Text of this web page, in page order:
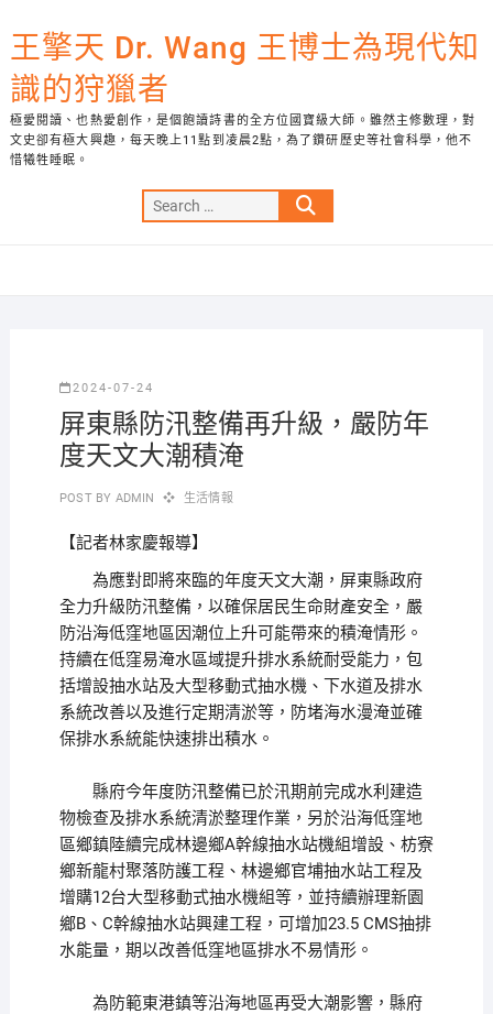
to
content
王擎天 Dr. Wang 王博士為現代知
識的狩獵者
極愛閱讀、也熱愛創作，是個飽讀詩書的全方位國寶級大師。雖然主修數理，對
文史卻有極大興趣，每天晚上11點到凌晨2點，為了鑽研歷史等社會科學，他不
惜犧牲睡眠。
Search
…
2024-07-24
屏東縣防汛整備再升級，嚴防年
度天文大潮積淹
POST BY ADMIN 生活情報
【記者林家慶報導】
為應對即將來臨的年度天文大潮，屏東縣政府
全力升級防汛整備，以確保居民生命財產安全，嚴
防沿海低窪地區因潮位上升可能帶來的積淹情形。
持續在低窪易淹水區域提升排水系統耐受能力，包
括增設抽水站及大型移動式抽水機、下水道及排水
系統改善以及進行定期清淤等，防堵海水漫淹並確
保排水系統能快速排出積水。
縣府今年度防汛整備已於汛期前完成水利建造
物檢查及排水系統清淤整理作業，另於沿海低窪地
區鄉鎮陸續完成林邊鄉A幹線抽水站機組增設、枋寮
鄉新龍村聚落防護工程、林邊鄉官埔抽水站工程及
增購12台大型移動式抽水機組等，並持續辦理新園
鄉B、C幹線抽水站興建工程，可增加23.5 CMS抽排
水能量，期以改善低窪地區排水不易情形。
為防範東港鎮等沿海地區再受大潮影響，縣府